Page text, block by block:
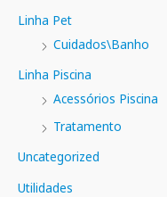
Linha Pet
Cuidados\Banho
Linha Piscina
Acessórios Piscina
Tratamento
Uncategorized
Utilidades